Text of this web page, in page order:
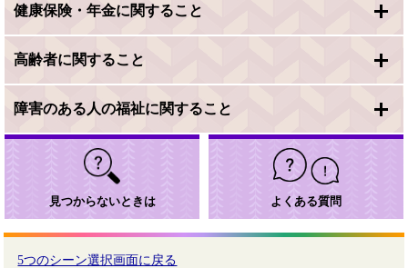
健康保険・年金に関すること
高齢者に関すること
障害のある人の福祉に関すること
見つからないときは よくある質問
5つのシーン選択画面に戻る